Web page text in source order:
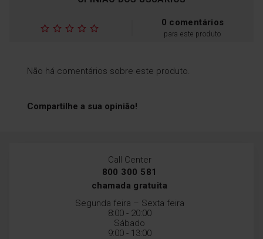
0 comentários
para este produto
Não há comentários sobre este produto.
Compartilhe a sua opinião!
Call Center
800 300 581
chamada gratuita
Segunda feira – Sexta feira
8:00 - 20:00
Sábado
9:00 - 13:00